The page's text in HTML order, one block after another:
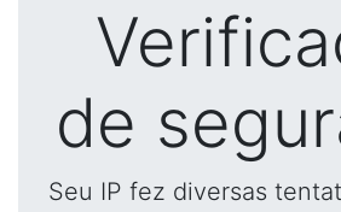
de
Seu IP fez diversas